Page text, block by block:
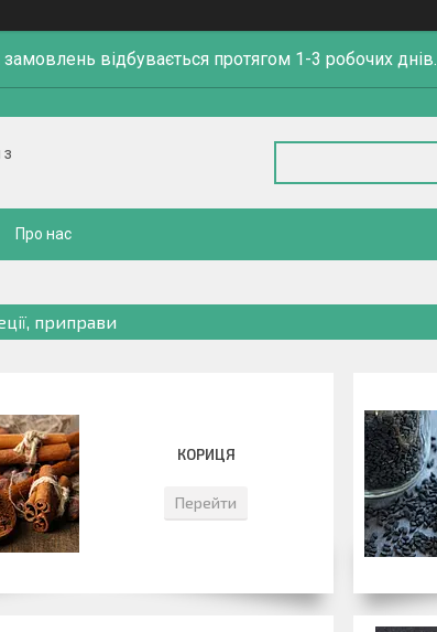
замовлень відбувається протягом 1-3 робочих днів.
з
Про нас
приправи
КОРИЦЯ
Перейти